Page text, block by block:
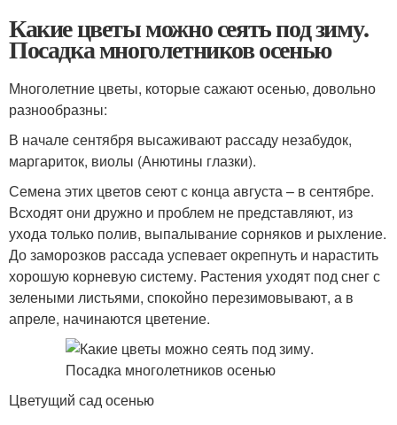
Какие цветы можно сеять под зиму.
Посадка многолетников осенью
Многолетние цветы, которые сажают осенью, довольно
разнообразны:
В начале сентября высаживают рассаду незабудок,
маргариток, виолы (Анютины глазки).
Семена этих цветов сеют с конца августа – в сентябре.
Всходят они дружно и проблем не представляют, из
ухода только полив, выпалывание сорняков и рыхление.
До заморозков рассада успевает окрепнуть и нарастить
хорошую корневую систему. Растения уходят под снег с
зелеными листьями, спокойно перезимовывают, а в
апреле, начинаются цветение.
Цветущий сад осенью